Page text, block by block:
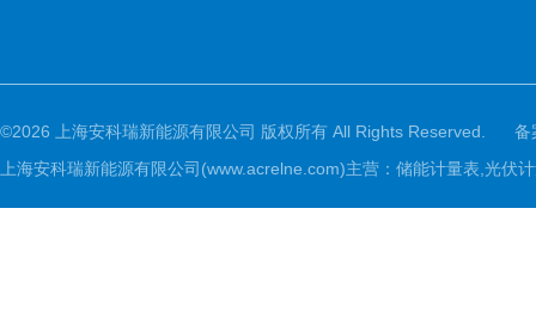
©2026 上海安科瑞新能源有限公司 版权所有 All Rights Reserved.
备
上海安科瑞新能源有限公司(www.acrelne.com)主营：储能计量表,光伏